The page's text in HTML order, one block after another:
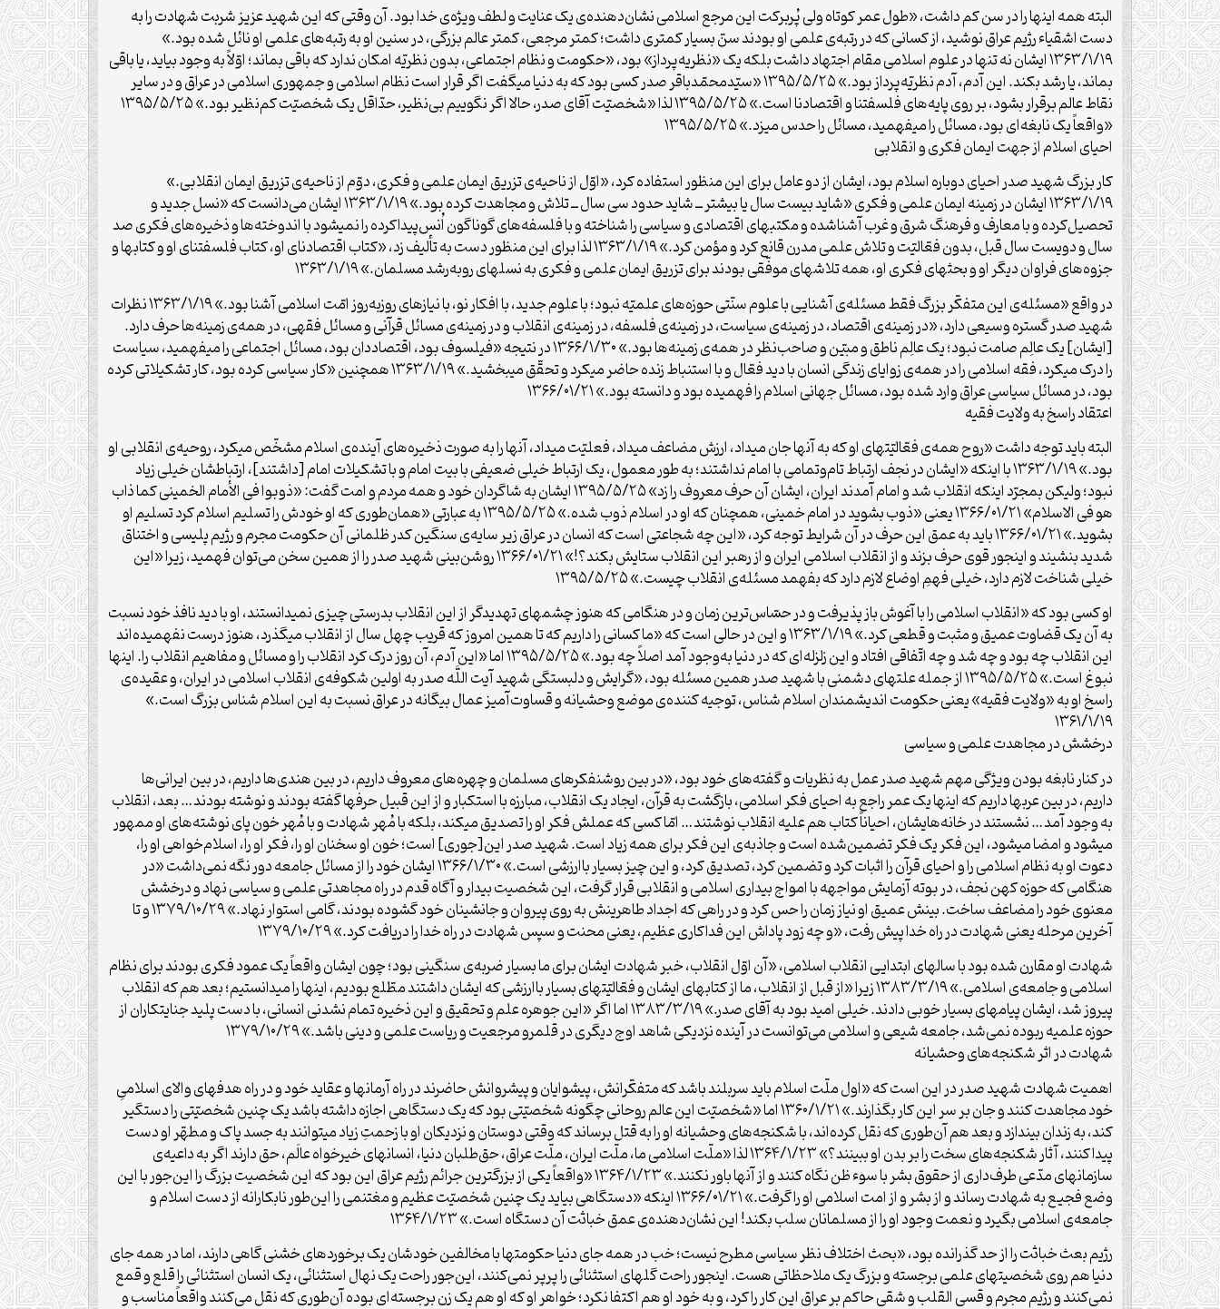
البته همه اینها را در سن کم داشت، «طول عمر کوتاه ولی پُربرکت این مرجع اسلامی نشان‌دهنده‌ی یک عنایت و لطف ویژه‌ی خدا بود. آن وقتی که این شهید عزیز شربت شهادت را به
دست اشقیاء رژیم عراق نوشید، از کسانی که در رتبه‌ی علمی او بودند سنّ بسیار کمتری داشت؛ کمتر مرجعی، کمتر عالم بزرگی، در سنین او به رتبه‌های علمی او نائل شده بود.»
۱۳۶۳/۱/۱۹ ایشان نه تنها در علوم اسلامی مقام اجتهاد داشت بلکه یک «نظریه‌پرداز» بود، «حکومت و نظام اجتماعى، بدون نظریّه امکان ندارد که باقى بماند؛ اوّلاً به وجود بیاید، یا باقى
بماند، یا رشد بکند. این آدم، آدم نظریّه‌پرداز بود.» ۱۳۹۵/۵/۲۵ «سیّدمحمّدباقر صدر کسی بود که به دنیا میگفت اگر قرار است نظام اسلامی و جمهوری اسلامی در عراق و در سایر
نقاط عالم برقرار بشود، بر روی پایه‌های فلسفتنا و اقتصادنا است.» ۱۳۹۵/۵/۲۵ لذا «شخصیّت آقاى صدر، حالا اگر نگوییم بى‌نظیر، حدّاقل یک شخصیّت کم‌نظیر بود.» ۱۳۹۵/۵/۲۵
«واقعاً یک نابغه‌اى بود، مسائل را میفهمید، مسائل را حدس میزد.» ۱۳۹۵/۵/۲۵
احیای اسلام از جهت ایمان فکری و انقلابی
کار بزرگ شهید صدر احیای دوباره اسلام بود، ایشان از دو عامل برای این منظور استفاده کرد، «اوّل از ناحیه‌ی تزریق ایمان علمی و فکری، دوّم از ناحیه‌ی تزریق ایمان انقلابی.»
۱۳۶۳/۱/۱۹ ایشان در زمینه ایمان علمی و فکری «شاید بیست سال یا بیشتر ــ شاید حدود سی سال ــ تلاش و مجاهدت کرده بود.» ۱۳۶۳/۱/۱۹ ایشان می‌دانست که «نسل جدید و
تحصیل‌کرده و با معارف و فرهنگ شرق و غرب آشناشده و مکتبهای اقتصادی و سیاسی را شناخته و با فلسفه‌های گوناگون اُنس‌پیداکرده را نمیشود با اندوخته‌ها و ذخیره‌های فکری صد
سال و دویست سال قبل، بدون فعّالیّت و تلاش علمی مدرن قانع کرد و مؤمن کرد.» ۱۳۶۳/۱/۱۹ لذا برای این منظور دست به تألیف زد، «کتاب اقتصادنای او، کتاب فلسفتنای او و کتابها و
جزوه‌های فراوان دیگر او و بحثهای فکری او، همه تلاشهای موفّقی بودند برای تزریق ایمان علمی و فکری به نسلهای روبه‌رشد مسلمان.» ۱۳۶۳/۱/۱۹
در واقع «مسئله‌ی این متفکّر بزرگ فقط مسئله‌ی آشنایی با علوم سنّتی حوزه‌های علمیّه نبود؛ با علوم جدید، با افکار نو، با نیازهای روزبه‌روز امّت اسلامی آشنا بود.» ۱۳۶۳/۱/۱۹ نظرات
شهید صدر گستره وسیعی دارد، «در زمینه‌ی اقتصاد، در زمینه‌ی سیاست، در زمینه‌ی فلسفه، در زمینه‌ی انقلاب و در زمینه‌ی مسائل قرآنی و مسائل فقهی، در همه‌ی زمینه‌ها حرف دارد.
[ایشان] یک عالِم صامت نبود؛ یک عالِم ناطق و مبیّن و صاحب‌نظر در همه‌ی زمینه‌ها بود.» ۱۳۶۶/۱/۳۰ در نتیجه «فیلسوف بود، اقتصاددان بود، مسائل اجتماعی را میفهمید، سیاست
را درک میکرد، فقه اسلامی را در همه‌ی زوایای زندگی انسان با دید فعّال و با استنباط زنده حاضر میکرد و تحقّق میبخشید.» ۱۳۶۳/۱/۱۹ همچنین «کار سیاسی کرده بود، کار تشکیلاتی کرده
بود، در مسائل سیاسی عراق وارد شده بود، مسائل جهانی اسلام را فهمیده بود و دانسته بود.» ۱۳۶۶/۰۱/۲۱
اعتقاد راسخ به ولایت فقیه
البته باید توجه داشت «روح همه‌ی فعّالیّتهای او که به آنها جان میداد، ارزش مضاعف میداد، فعلیّت میداد، آنها را به صورت ذخیره‌های آینده‌ی اسلام مشخّص میکرد، روحیه‌ی انقلابی او
بود.» ۱۳۶۳/۱/۱۹ با اینکه «ایشان در نجف ارتباط تام‌وتمامى با امام نداشتند؛ به طور معمول، یک ارتباط خیلى ضعیفى با بیت امام و با تشکیلات امام [داشتند]، ارتباطشان خیلى زیاد
نبود؛ ولیکن بمجرّد اینکه انقلاب شد و امام آمدند ایران، ایشان آن حرف معروف را زد» ۱۳۹۵/۵/۲۵ ایشان به شاگردان خود و همه مردم و امت گفت: «ذوبوا فی الأمام الخمینی کما ذاب
هو فی الاسلام» ۱۳۶۶/۰۱/۲۱ یعنی «ذوب بشوید در امام خمینى، همچنان که او در اسلام ذوب شده.» ۱۳۹۵/۵/۲۵ به عبارتی «همان‌طوری که او خودش را تسلیم اسلام کرد تسلیم او
بشوید.» ۱۳۶۶/۰۱/۲۱ باید به عمق این حرف در آن شرایط توجه کرد، «این چه شجاعتی است که انسان در عراق زیر سایه‌ی سنگین کدر ظلمانی آن حکومت مجرم و رژیم پلیسی و اختناق
شدید بنشیند و اینجور قوی حرف بزند و از انقلاب اسلامی ایران و از رهبر این انقلاب ستایش بکند؟!» ۱۳۶۶/۰۱/۲۱ روشن‌بینی شهید صدر را از همین سخن می‌توان فهمید، زیرا «این
خیلى شناخت لازم دارد، خیلى فهمِ اوضاع لازم دارد که بفهمد مسئله‌ى انقلاب چیست.» ۱۳۹۵/۵/۲۵
او کسی بود که «انقلاب اسلامی را با آغوش باز پذیرفت و در حسّاس‌ترین زمان و در هنگامی که هنوز چشمهای تهدیدگر از این انقلاب بدرستی چیزی نمیدانستند، او با دید نافذ خود نسبت
به آن یک قضاوت عمیق و مثبت و قطعی کرد.» ۱۳۶۳/۱/۱۹ و این در حالی است که «ما کسانى را داریم که تا همین امروز که قریب چهل سال از انقلاب میگذرد، هنوز درست نفهمیده‌اند
این انقلاب چه بود و چه شد و چه اتّفاقى افتاد و این زلزله‌اى که در دنیا به‌‌وجود آمد اصلاً چه بود.» ۱۳۹۵/۵/۲۵ اما «این آدم، آن روز درک کرد انقلاب را و مسائل و مفاهیم انقلاب را. اینها
نبوغ است.» ۱۳۹۵/۵/۲۵ از جمله علتهای دشمنی با شهید صدر همین مسئله بود، «گرایش و دلبستگی شهید آیت اللَّه صدر به اولین شکوفه‌ی انقلاب اسلامی در ایران، و عقیده‌ی
راسخ او به «ولایت فقیه» یعنی حکومت اندیشمندان اسلام شناس، توجیه کننده‌ی موضع وحشیانه و قساوت‌آمیز عمال بیگانه در عراق نسبت به این اسلام شناس بزرگ است.»
۱۳۶۱/۱/۱۹
درخشش در مجاهدت علمی و سیاسی
در کنار نابغه بودن ویژگی مهم شهید صدر عمل به نظریات و گفته‌های خود بود، «در بین روشنفکرهای مسلمان و چهره‌های معروف داریم، در بین هندی‌ها داریم، در بین ایرانی‌ها
داریم، در بین عربها داریم که اینها یک عمر راجع به احیای فکر اسلامی، بازگشت به قرآن، ایجاد یک انقلاب، مبارزه با استکبار و از این قبیل حرفها گفته بودند و نوشته بودند… بعد، انقلاب
به وجود آمد… نشستند در خانه‌هایشان، احیاناً کتاب هم علیه انقلاب نوشتند… امّا کسی که عملش فکر او را تصدیق میکند، بلکه با مُهر شهادت و با مُهر خون پای نوشته‌های او ممهور
میشود و امضا میشود، این فکر یک فکر تضمین‌شده است و جاذبه‌ی این فکر برای همه زیاد است. شهید صدر این[جوری] است؛ خون او سخنان او را، فکر او را، اسلام‌خواهی او را،
دعوت او به نظام اسلامی را و احیای قرآن را اثبات کرد و تضمین کرد، تصدیق کرد، و این چیز بسیار باارزشی است.» ۱۳۶۶/۱/۳۰ ایشان خود را از مسائل جامعه دور نگه نمی‌داشت «در
هنگامی‌ که‌ حوزه‌ کهن‌ نجف، در بوته‌ آزمایش‌ مواجهه‌ با امواج‌ بیداری‌ اسلامی‌ و انقلابی‌ قرار گرفت، این‌ شخصیت‌ بیدار و آگاه‌ قدم‌ در راه‌ مجاهدتی‌ علمی‌ و سیاسی‌ نهاد و درخشش‌
معنوی‌ خود را مضاعف‌ ساخت. بینش‌ عمیق‌ او نیاز زمان‌ را حس‌ کرد و در راهی‌ که‌ اجداد طاهرینش‌ به‌ روی‌ پیروان‌ و جانشینان‌ خود گشوده‌ بودند، گامی‌ استوار نهاد.» ۱۳۷۹/۱۰/۲۹ و تا
آخرین مرحله یعنی شهادت در راه خدا پیش رفت، «و چه‌ زود پاداش‌ این‌ فداکاری‌ عظیم، یعنی‌ محنت‌ و سپس‌ شهادت‌ در راه‌ خدا را دریافت‌ کرد.» ۱۳۷۹/۱۰/۲۹
شهادت او مقارن شده بود با سالهای ابتدایی انقلاب اسلامی، «آن اوّل انقلاب، خبر شهادت ایشان براى ما بسیار ضربه‌ى سنگینى بود؛ چون ایشان واقعاً یک عمود فکرى بودند براى نظام
اسلامى و جامعه‌ى اسلامى.» ۱۳۸۳/۳/۱۹ زیرا «از قبل از انقلاب، ما از کتابهاى ایشان و فعّالیّتهاى بسیار باارزشى که ایشان داشتند مطّلع بودیم، اینها را میدانستیم؛ بعد هم که انقلاب
پیروز شد، ایشان پیامهاى بسیار خوبى دادند. خیلى امید بود به آقاى صدر.» ۱۳۸۳/۳/۱۹ اما اگر «این‌ جوهره‌ علم‌ و تحقیق‌ و این‌ ذخیره‌ تمام‌ نشدنی‌ انسانی، با دست‌ پلید جنایتکاران‌ از
حوزه‌ علمیه‌ ربوده‌ نمی‌شد، جامعه‌ شیعی‌ و اسلامی‌ می‌توانست‌ در آینده‌ نزدیکی‌ شاهد اوج‌ دیگری‌ در قلمرو مرجعیت‌ و ریاست‌ علمی‌ و دینی‌ باشد.» ۱۳۷۹/۱۰/۲۹
شهادت در اثر شکنجه‌های وحشیانه
اهمیت شهادت شهید صدر در این است که «اول ملّت اسلام باید سربلند باشد که متفکّرانش، پیشوایان و پیشروانش حاضرند در راه آرمانها و عقاید خود و در راه هدفهاى والاى اسلامىِ
خود مجاهدت کنند و جان بر سر این کار بگذارند.» ۱۳۶۰/۱/۲۱ اما «شخصیّت این عالم روحانى چگونه شخصیّتى بود که یک دستگاهى اجازه داشته باشد یک چنین شخصیّتى را دستگیر
کند، به زندان بیندازد و بعد هم آن‌طورى که نقل کرده‌اند، با شکنجه‌‌هاى وحشیانه او را به قتل برساند که وقتى دوستان و نزدیکان او با زحمتِ زیاد میتوانند به جسد پاک و مطهّر او دست
پیدا کنند، آثار شکنجه‌‌هاى سخت را بر بدن او ببینند؟» ۱۳۶۴/۱/۲۳ لذا «ملّت اسلامى ما، ملّت ایران، ملّت عراق، حق‌طلبان دنیا، انسانهاى خیرخواه عالَم، حق دارند اگر به داعیه‌‌ى
سازمانهاى مدّعى طرف‌دارى از حقوق بشر با سوء ظن نگاه کنند و از آنها باور نکنند.» ۱۳۶۴/۱/۲۳ «واقعاً یکی از بزرگترین جرائم رژیم عراق این بود که این شخصیت بزرگ را این‌جور با این
وضع فجیع به شهادت رساند و از بشر و از امت اسلامی او را گرفت.» ۱۳۶۶/۰۱/۲۱ اینکه «دستگاهى بیاید یک چنین شخصیّت عظیم و مغتنمى را این‌طور نابکارانه از دست اسلام و
جامعه‌‌ى اسلامى بگیرد و نعمت وجود او را از مسلمانان سلب بکند! این نشان‌دهنده‌ى عمق خباثت آن دستگاه است.» ۱۳۶۴/۱/۲۳
رژیم بعث خباثت را از حد گذرانده بود، «بحث اختلاف نظر سیاسی مطرح نیست؛ خب در همه جای دنیا حکومتها با مخالفین خودشان یک برخوردهای خشنی گاهی دارند، اما در همه جای
دنیا هم روی شخصیتهای علمی برجسته و بزرگ یک ملاحظاتی هست. اینجور راحت گلهای استثنائی را پرپر نمی‌کنند، این‌جور راحت یک نهال استثنائی، یک انسان استثنائی را قلع و قمع
نمی‌کنند و رژیم مجرم و قسی القلب و شقی حاکم بر عراق این کار را کرد، و به خود او هم اکتفا نکرد؛ خواهر او که او هم یک زن برجسته‌ای بوده آن‌طوری که نقل می‌کنند واقعاً مناسب و